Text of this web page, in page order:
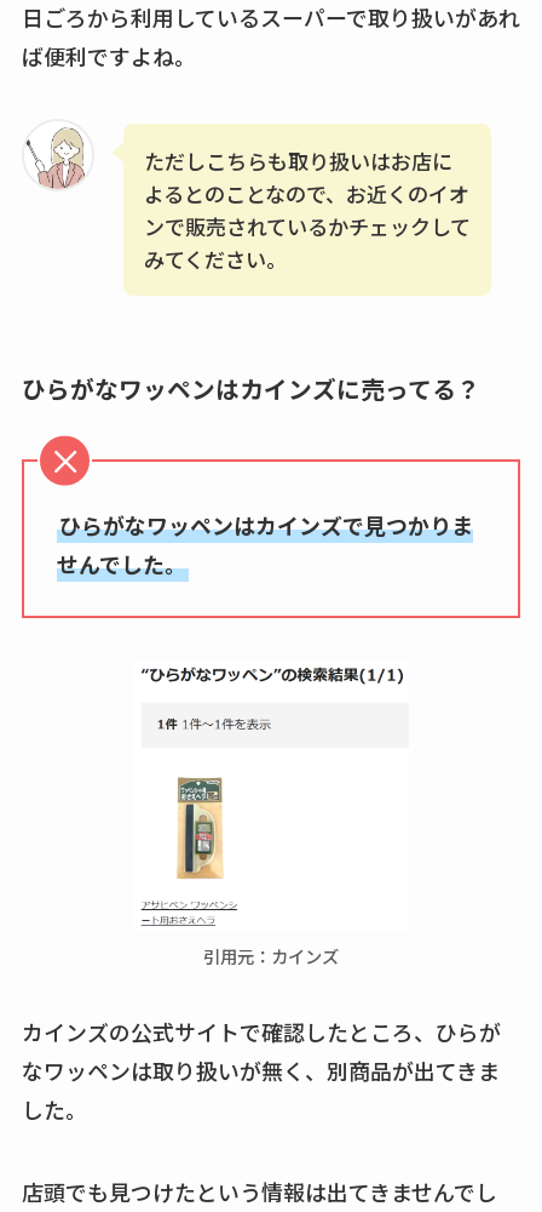
日ごろから利用しているスーパーで取り扱いがあれ
ば便利ですよね。
ただしこちらも取り扱いはお店に
よるとのことなので、お近くのイオ
ンで販売されているかチェックして
みてください。
ひらがなワッペンはカインズに売ってる？
ひらがなワッペンはカインズで見つかりま
せんでした。
引用元：カインズ
カインズの公式サイトで確認したところ、ひらが
なワッペンは取り扱いが無く、別商品が出てきま
した。
店頭でも見つけたという情報は出てきませんでし